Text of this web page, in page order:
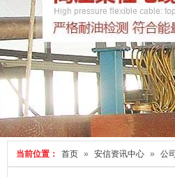
当前位置： 首页 » 安信资讯中心 » 公